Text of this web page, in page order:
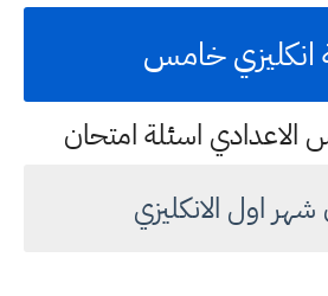
انكليزي خامس
الاعدادي اسئلة امتحان
اول الانكليزي